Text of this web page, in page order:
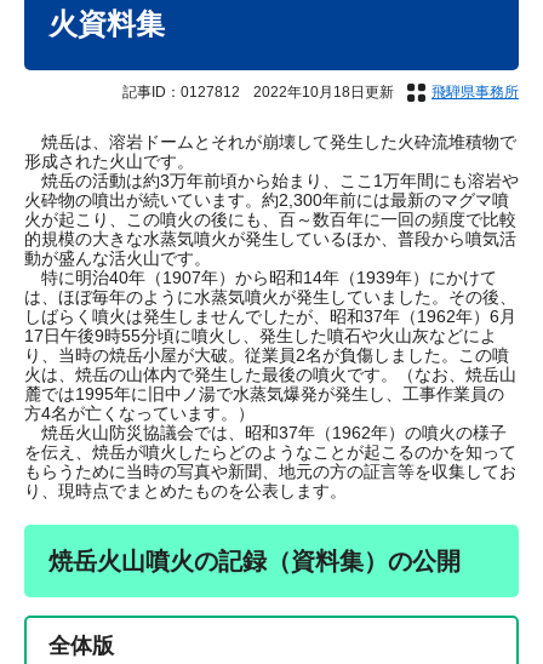
火資料集
記事ID：0127812 2022年10月18日更新 飛騨県事務所
焼岳は、溶岩ドームとそれが崩壊して発生した火砕流堆積物で
形成された火山です。
焼岳の活動は約3万年前頃から始まり、ここ1万年間にも溶岩や
火砕物の噴出が続いています。約2,300年前には最新のマグマ噴
火が起こり、この噴火の後にも、百～数百年に一回の頻度で比較
的規模の大きな水蒸気噴火が発生しているほか、普段から噴気活
動が盛んな活火山です。
特に明治40年（1907年）から昭和14年（1939年）にかけて
は、ほぼ毎年のように水蒸気噴火が発生していました。その後、
しばらく噴火は発生しませんでしたが、昭和37年（1962年）6月
17日午後9時55分頃に噴火し、発生した噴石や火山灰などによ
り、当時の焼岳小屋が大破。従業員2名が負傷しました。この噴
火は、焼岳の山体内で発生した最後の噴火です。（なお、焼岳山
麓では1995年に旧中ノ湯で水蒸気爆発が発生し、工事作業員の
方4名が亡くなっています。）
焼岳火山防災協議会では、昭和37年（1962年）の噴火の様子
を伝え、焼岳が噴火したらどのようなことが起こるのかを知って
もらうために当時の写真や新聞、地元の方の証言等を収集してお
り、現時点でまとめたものを公表します。
焼岳火山噴火の記録（資料集）の公開
全体版